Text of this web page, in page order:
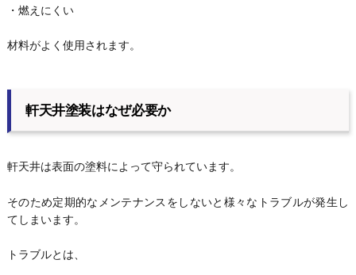
・燃えにくい
材料がよく使用されます。
軒天井塗装はなぜ必要か
軒天井は表面の塗料によって守られています。
そのため定期的なメンテナンスをしないと様々なトラブルが発生し
てしまいます。
トラブルとは、